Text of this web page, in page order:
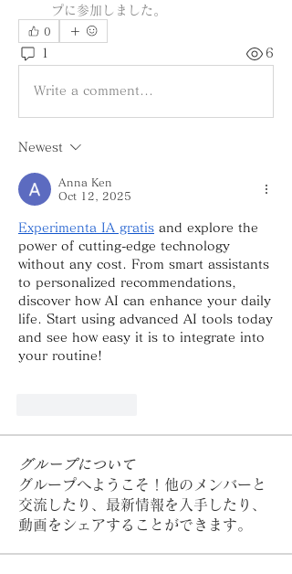
プに参加しました。
0
1 6
Write a comment...
Newest
Anna Ken
Oct 12, 2025
Experimenta IA gratis and explore the
power of cutting-edge technology
without any cost. From smart assistants
to personalized recommendations,
discover how AI can enhance your daily
life. Start using advanced AI tools today
and see how easy it is to integrate into
your routine!
グループについて
グループへようこそ！他のメンバーと
交流したり、最新情報を入手したり、
動画をシェアすることができます。